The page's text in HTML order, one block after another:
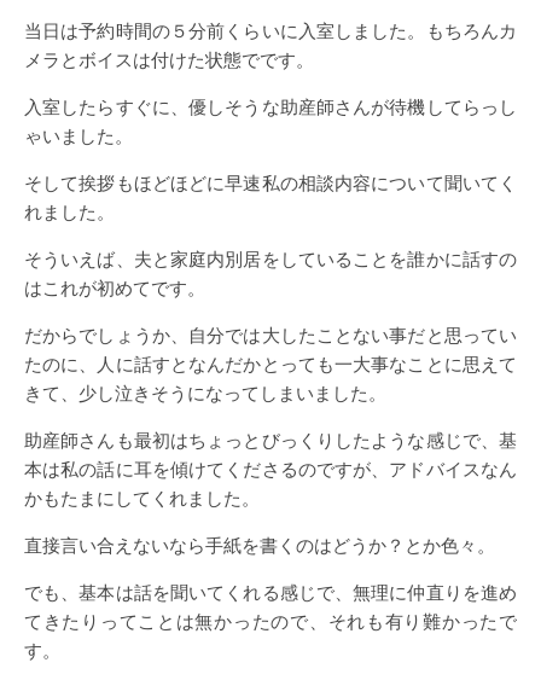
当日は予約時間の５分前くらいに入室しました。もちろんカ
メラとボイスは付けた状態でです。
入室したらすぐに、優しそうな助産師さんが待機してらっし
ゃいました。
そして挨拶もほどほどに早速私の相談内容について聞いてく
れました。
そういえば、夫と家庭内別居をしていることを誰かに話すの
はこれが初めてです。
だからでしょうか、自分では大したことない事だと思ってい
たのに、人に話すとなんだかとっても一大事なことに思えて
きて、少し泣きそうになってしまいました。
助産師さんも最初はちょっとびっくりしたような感じで、基
本は私の話に耳を傾けてくださるのですが、アドバイスなん
かもたまにしてくれました。
直接言い合えないなら手紙を書くのはどうか？とか色々。
でも、基本は話を聞いてくれる感じで、無理に仲直りを進め
てきたりってことは無かったので、それも有り難かったで
す。